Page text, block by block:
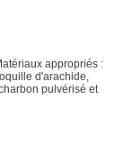
appropriés :
d'arachide,
pulvérisé et